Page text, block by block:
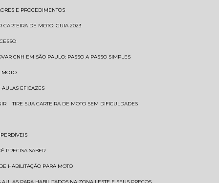
E PROCEDIMENTOS
CARTEIRA DE MOTO: GUIA 2023
CNH EM SÃO PAULO: PASSO A PASSO SIMPLES
MOTO
AULAS EFICAZES
TIRE SUA CARTEIRA DE MOTO SEM DIFICULDADES
PRECISA SABER
HABILITAÇÃO PARA MOTO